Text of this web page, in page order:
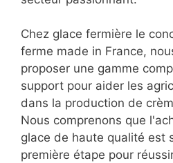
Chez glace fermière le
ferme made in France,
proposer une gamme
support pour aider les
dans la production de
Nous comprenons que
glace de haute qualité est
première étape pour